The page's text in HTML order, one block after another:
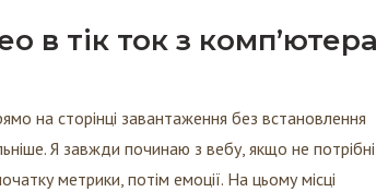
в тік ток з комп’ютера
на сторінці завантаження без встановлення
Я завжди починаю з вебу, якщо не потрібні
метрики, потім емоції. На цьому місці